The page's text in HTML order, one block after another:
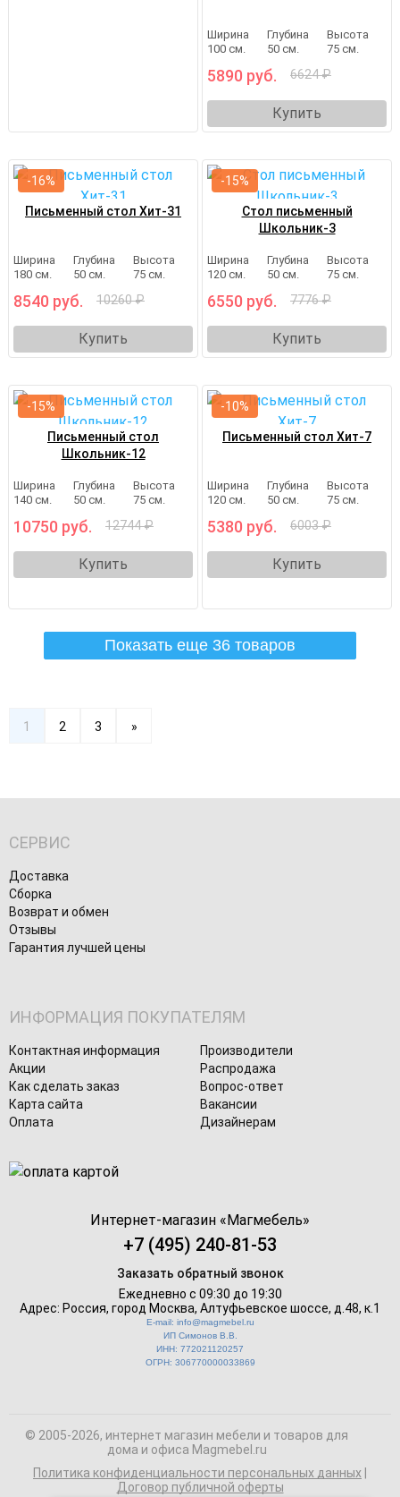
Ширина
100 см.
Глубина
50 см.
Высота
75 см.
5890 руб. 6624 ₽
Купить
Письменный стол Хит-31
Ширина
180 см.
Глубина
50 см.
Высота
75 см.
8540 руб. 10260 ₽
Купить
-16%
Стол письменный
Школьник-3
Ширина
120 см.
Глубина
50 см.
Высота
75 см.
6550 руб. 7776 ₽
Купить
-15%
Письменный стол
Школьник-12
Ширина
140 см.
Глубина
50 см.
Высота
75 см.
10750 руб. 12744 ₽
Купить
-15%
Письменный стол Хит-7
Ширина
120 см.
Глубина
50 см.
Высота
75 см.
5380 руб. 6003 ₽
Купить
-10%
Показать еще 36 товаров
1 2 3 »
СЕРВИС
Доставка
Сборка
Возврат и обмен
Отзывы
Гарантия лучшей цены
ИНФОРМАЦИЯ ПОКУПАТЕЛЯМ
Контактная информация
Производители
Акции
Распродажа
Как сделать заказ
Вопрос-ответ
Карта сайта
Вакансии
Оплата
Дизайнерам
Интернет-магазин «Магмебель»
+7 (495) 240-81-53
Заказать обратный звонок
Ежедневно с 09:30 до 19:30
Адрес: Россия, город Москва, Алтуфьевское шоссе, д.48, к.1
E-mail: info@magmebel.ru
ИП Симонов В.В.
ИНН: 772021120257
ОГРН: 306770000033869
© 2005-2026, интернет магазин мебели и товаров для
дома и офиса Magmebel.ru
Политика конфиденциальности персональных данных
Договор публичной оферты